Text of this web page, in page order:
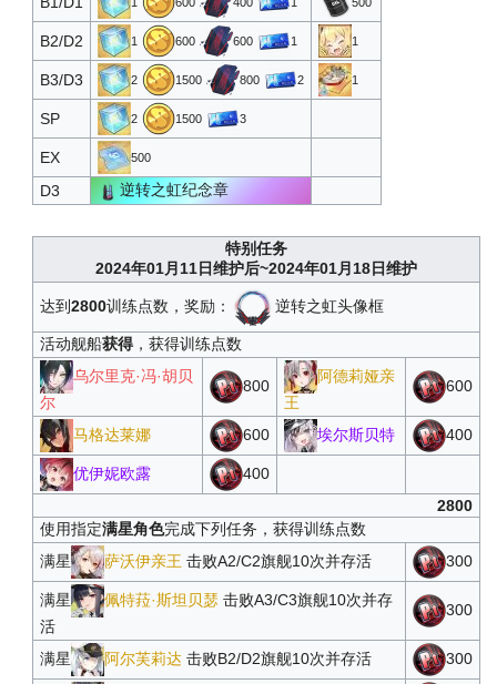
B2/D2 1 600 600 1 1
B3/D3 2 1500 800 2 1
SP 2 1500 3
EX 500
D3 逆转之虹纪念章
特别任务
2024年01月11日维护后~2024年01月18日维护
达到2800训练点数，奖励： 逆转之虹头像框
活动舰船获得，获得训练点数
乌尔里克·冯·胡贝
尔
800
阿德莉娅亲
王
600
马格达莱娜 600 埃尔斯贝特 400
优伊妮欧露
400
2800
使用指定满星角色完成下列任务，获得训练点数
满星
萨沃伊亲王 击败A2/C2旗舰10次并存活 300
满星 佩特菈·斯坦贝瑟 击败A3/C3旗舰10次并存
活
300
满星 阿尔芙莉达击败B2/D2旗舰10次并存活 300